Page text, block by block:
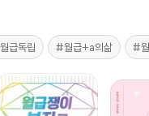
급독립 #월급+a의삶 #